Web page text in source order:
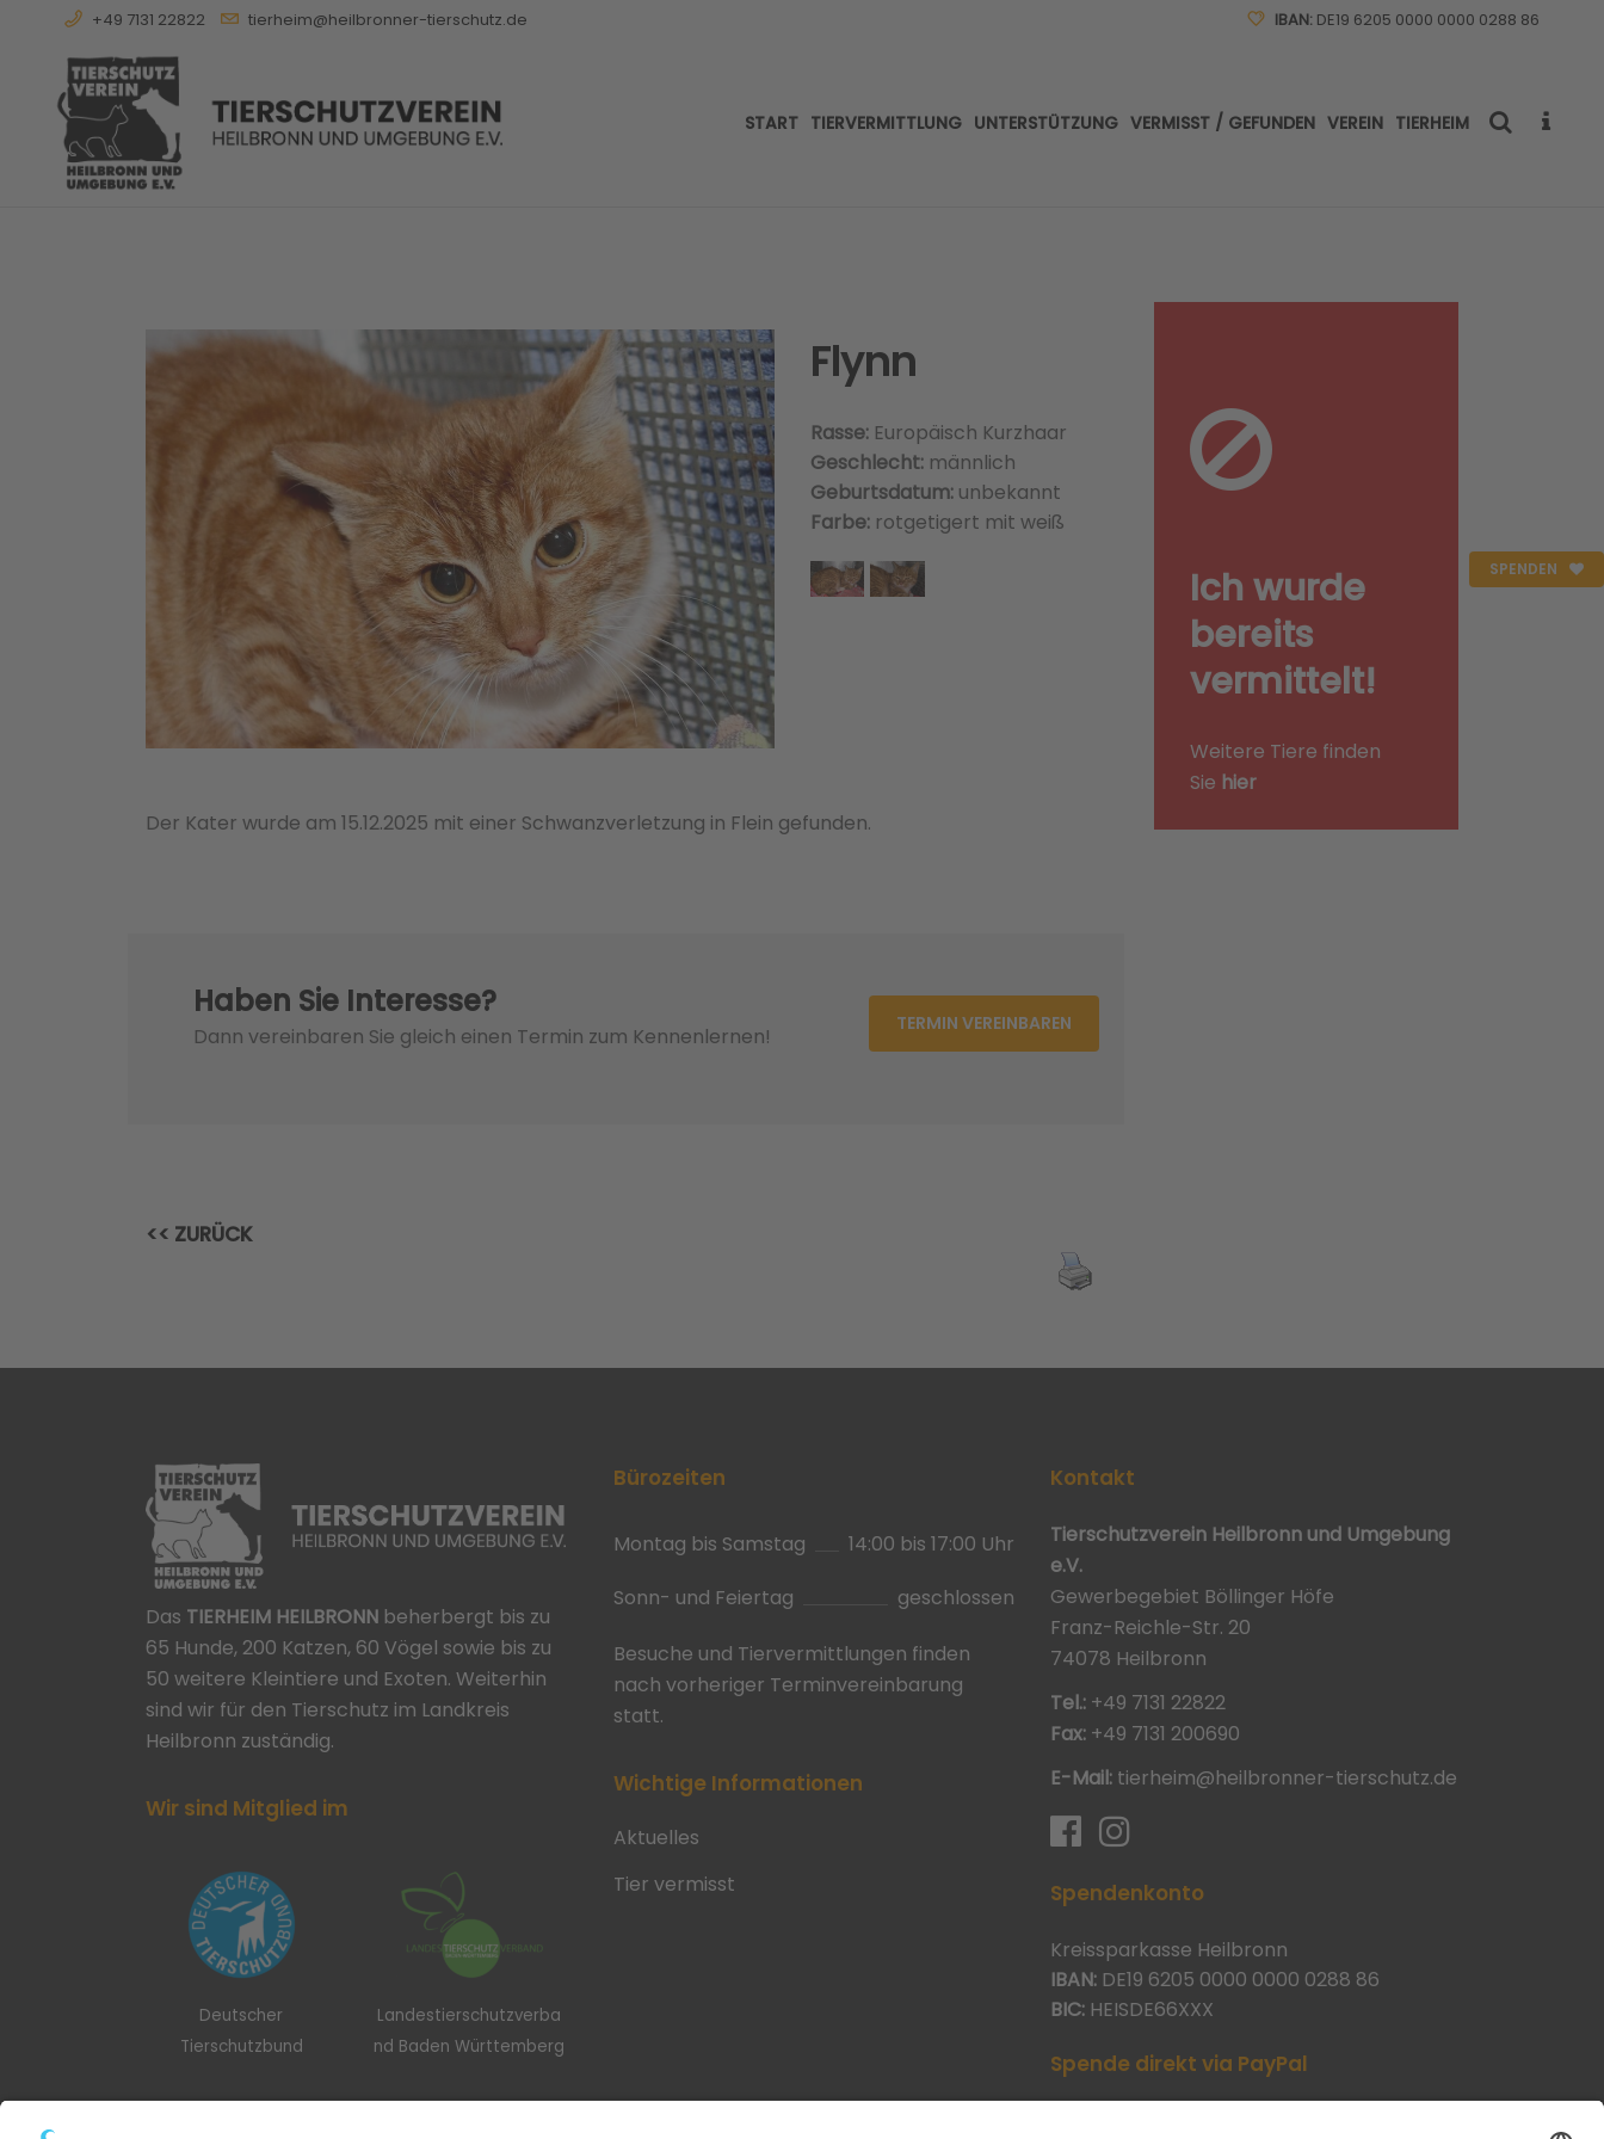
+49 7131 22822 tierheim@heilbronner-tierschutz.de IBAN: DE19 6205 0000 0000 0288 86
START TIERVERMITTLUNG UNTERSTÜTZUNG VERMISST / GEFUNDEN VEREIN TIERHEIM
SPENDEN
Flynn
Rasse: Europäisch Kurzhaar
Geschlecht:männlich
Geburtsdatum:unbekannt
Farbe: rotgetigert mit weiß
Der Kater wurde am 15.12.2025 mit einer Schwanzverletzung in Flein gefunden.
Haben Sie Interesse?
Dann vereinbaren Sie gleich einen Termin zum Kennenlernen! TERMIN VEREINBAREN
<< ZURÜCK
Ich wurde
bereits
vermittelt!
Weitere Tiere finden
Sie hier
Das TIERHEIM HEILBRONN beherbergt bis zu
65 Hunde, 200 Katzen, 60 Vögel sowie bis zu
50 weitere Kleintiere und Exoten. Weiterhin
sind wir für den Tierschutz im Landkreis
Heilbronn zuständig.
Wir sind Mitglied im
Deutscher
Tierschutzbund
Landestierschutzverba
nd Baden Württemberg
Bürozeiten
Montag bis Samstag
14:00 bis 17:00 Uhr
Sonn- und Feiertag
geschlossen
Besuche und Tiervermittlungen finden
nach vorheriger Terminvereinbarung
statt.
Wichtige Informationen
Aktuelles
Tier vermisst
Kontakt
Tierschutzverein Heilbronn und Umgebung
e.V.
Gewerbegebiet Böllinger Höfe
Franz-Reichle-Str. 20
74078 Heilbronn
Tel.: +49 7131 22822
Fax: +49 7131 200690
E-Mail: tierheim@heilbronner-tierschutz.de
Spendenkonto
Kreissparkasse Heilbronn
IBAN: DE19 6205 0000 0000 0288 86
BIC: HEISDE66XXX
Spende direkt via PayPal